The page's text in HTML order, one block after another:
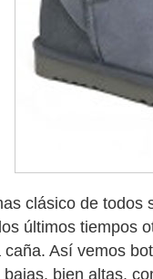
clásico de todos
últimos tiempos
caña. Así vemos
bien altas,